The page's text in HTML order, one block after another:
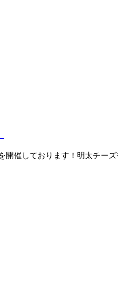
催しております！明太チー